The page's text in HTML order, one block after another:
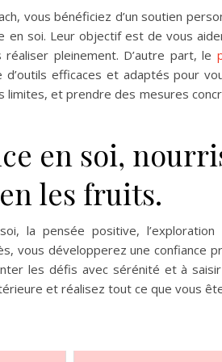
vous bénéficiez d’un soutien
en soi. Leur objectif est de vous
pleinement. D’autre part, le
d’outils efficaces et adaptés pour
limites, et prendre des mesures
en soi,
les fruits.
la pensée positive,
vous développerez une confiance
les défis avec sérénité et à
et réalisez tout ce que vous